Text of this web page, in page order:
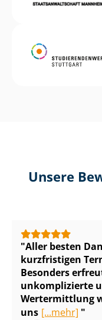
Unsere
Aller besten
kurzfristigen
Besonders
unkomplizierte
Wertermittlung
uns [...mehr]